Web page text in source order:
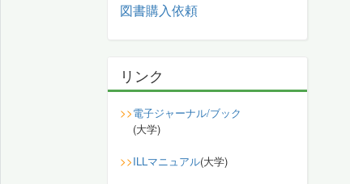
図書購入依頼
リンク
>>電子ジャーナル/ブック
(大学)
>>ILLマニュアル(大学)